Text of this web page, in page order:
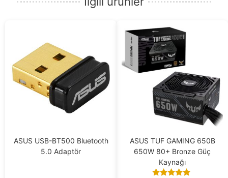
ASUS USB-BT500 Bluetooth
5.0 Adaptör
ASUS TUF GAMING 650B
650W 80+ Bronze Güç
Kaynağı